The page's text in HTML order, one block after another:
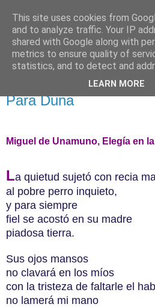
El pisapapeles
Páginas de un escritor rural
jueves, 20 de diciembre de
Para Duna
Miguel de Unamuno, Elegía en
La quietud sujetó con recia
al pobre perro inquieto,
y para siempre
fiel se acostó en su madre
piadosa tierra.
Sus ojos mansos
no clavará en los míos
con la tristeza de faltarle el
no lamerá mi mano
This site uses cookies from
and to analyze traffic. Your IP
shared with Google along with
metrics to ensure quality of
statistics, and to detect and
LEARN MORE